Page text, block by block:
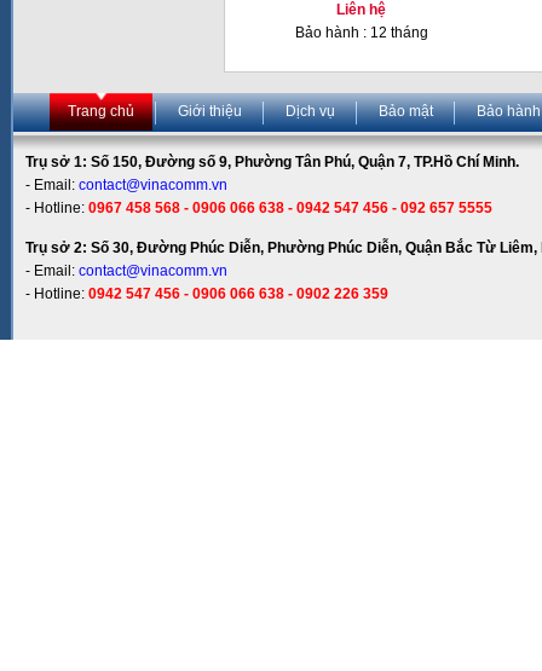
Liên hệ
Bảo hành : 12 tháng
Trang chủ Giới thiệu Dịch vụ Bảo mật Bảo hành
Trụ sở 1: Số 150, Đường số 9, Phường Tân Phú, Quận 7, TP.Hồ Chí Minh.
- Email: contact@vinacomm.vn
- Hotline: 0967 458 568 - 0906 066 638 - 0942 547 456 - 092 657 5555
Trụ sở 2: Số 30, Đường Phúc Diễn, Phường Phúc Diễn, Quận Bắc Từ Liêm,
- Email: contact@vinacomm.vn
- Hotline: 0942 547 456 - 0906 066 638 - 0902 226 359